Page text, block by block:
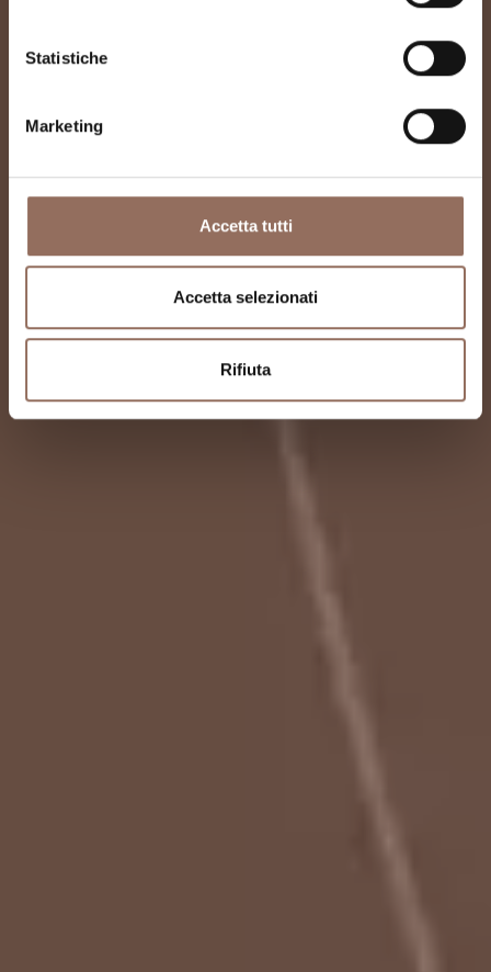
Statistiche
Marketing
Accetta tutti
Accetta selezionati
Rifiuta